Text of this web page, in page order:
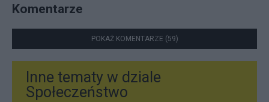
Komentarze
POKAŻ KOMENTARZE (59)
Inne tematy w dziale
Społeczeństwo